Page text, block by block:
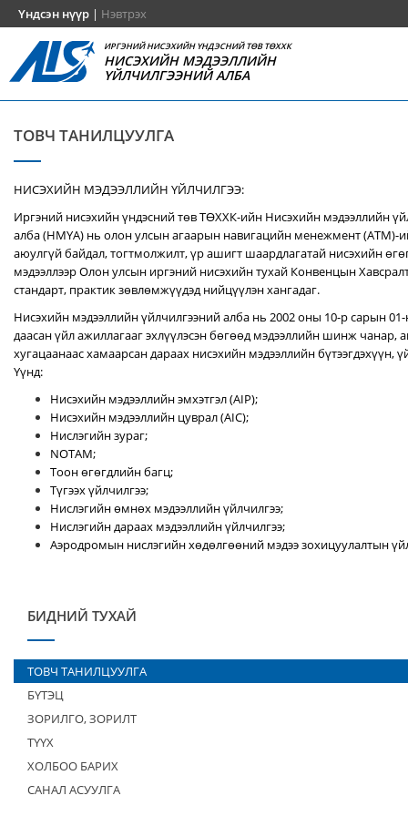
Үндсэн нүүр | Нэвтрэх
ИРГЭНИЙ НИСЭХИЙН ҮНДЭСНИЙ ТӨВ ТӨХХК
НИСЭХИЙН МЭДЭЭЛЛИЙН
ҮЙЛЧИЛГЭЭНИЙ АЛБА
ТОВЧ ТАНИЛЦУУЛГА
НИСЭХИЙН МЭДЭЭЛЛИЙН ҮЙЛЧИЛГЭЭ:
Иргэний нисэхийн үндэсний төв ТӨХХК-ийн Нисэхийн мэдээллийн
алба (НМҮА) нь олон улсын агаарын навигацийн менежмент (ATM)-
аюулгүй байдал, тогтмолжилт, үр ашигт шаардлагатай нисэхийн
мэдээллээр Олон улсын иргэний нисэхийн тухай Конвенцын
стандарт, практик зөвлөмжүүдэд нийцүүлэн хангадаг.
Нисэхийн мэдээллийн үйлчилгээний алба нь 2002 оны 10-р сарын
даасан үйл ажиллагааг эхлүүлэсэн бөгөөд мэдээллийн шинж чанар,
хугацаанаас хамаарсан дараах нисэхийн мэдээллийн бүтээгдэхүүн,
Үүнд:
Нисэхийн мэдээллийн эмхэтгэл (AIP);
Нисэхийн мэдээллийн цуврал (AIC);
Нислэгийн зураг;
NOTAM;
Тоон өгөгдлийн багц;
Түгээх үйлчилгээ;
Нислэгийн өмнөх мэдээллийн үйлчилгээ;
Нислэгийн дараах мэдээллийн үйлчилгээ;
Аэродромын нислэгийн хөдөлгөөний мэдээ зохицуулалтын
БИДНИЙ ТУХАЙ
ТОВЧ ТАНИЛЦУУЛГА
БҮТЭЦ
ЗОРИЛГО, ЗОРИЛТ
ТҮҮХ
ХОЛБОО БАРИХ
САНАЛ АСУУЛГА